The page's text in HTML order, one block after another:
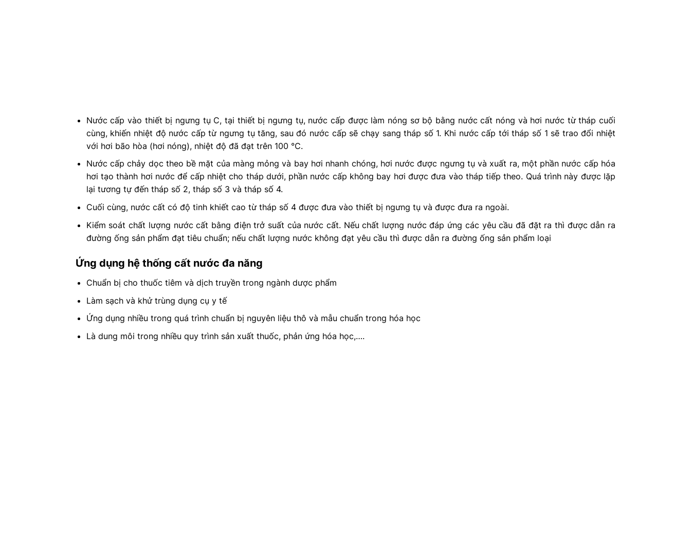
Nước cấp vào thiết bị ngưng tụ C, tại thiết bị ngưng tụ, nước cấp được làm nóng sơ bộ bằng nước cất nóng và hơi nước từ tháp cuối
cùng, khiến nhiệt độ nước cấp từ ngưng tụ tăng, sau đó nước cấp sẽ chạy sang tháp số 1. Khi nước cấp tới tháp số 1 sẽ trao đổi nhiệt
với hơi bão hòa (hơi nóng), nhiệt độ đã đạt trên 100 ℃.
Nước cấp chảy dọc theo bề mặt của màng mỏng và bay hơi nhanh chóng, hơi nước được ngưng tụ và xuất ra, một phần nước cấp hóa
hơi tạo thành hơi nước để cấp nhiệt cho tháp dưới, phần nước cấp không bay hơi được đưa vào tháp tiếp theo. Quá trình này được lặp
lại tương tự đến tháp số 2, tháp số 3 và tháp số 4.
Cuối cùng, nước cất có độ tinh khiết cao từ tháp số 4 được đưa vào thiết bị ngưng tụ và được đưa ra ngoài.
Kiểm soát chất lượng nước cất bằng điện trở suất của nước cất. Nếu chất lượng nước đáp ứng các yêu cầu đã đặt ra thì được dẫn ra
đường ống sản phẩm đạt tiêu chuẩn; nếu chất lượng nước không đạt yêu cầu thì được dẫn ra đường ống sản phẩm loại
Ứng dụng hệ thống cất nước đa năng
Chuẩn bị cho thuốc tiêm và dịch truyền trong ngành dược phẩm
Làm sạch và khử trùng dụng cụ y tế
Ứng dụng nhiều trong quá trình chuẩn bị nguyên liệu thô và mẫu chuẩn trong hóa học
Là dung môi trong nhiều quy trình sản xuất thuốc, phản ứng hóa học,….